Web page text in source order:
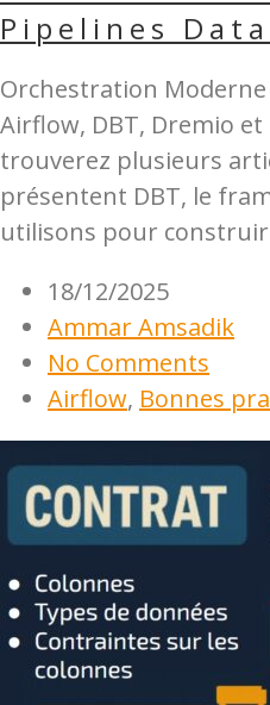
Pipelines Data
Orchestration Moderne
Airflow, DBT, Dremio et
trouverez plusieurs
présentent DBT, le
utilisons pour
18/12/2025
Ammar Amsadik
No Comments
Airflow, Bonnes